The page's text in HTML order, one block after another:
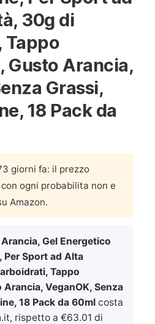
30g di
Tappo
Gusto Arancia,
Grassi,
18 Pack da
giorni fa: il prezzo
ogni probabilita non e
Amazon.
Gel Energetico
Sport ad Alta
Tappo
VeganOK, Senza
18 Pack da 60ml costa
rispetto a €63.01 di